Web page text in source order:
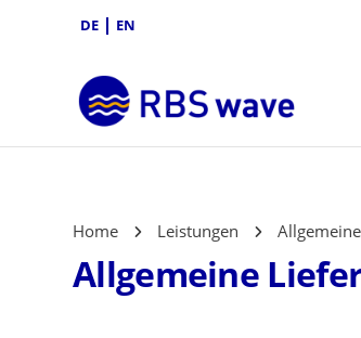
DE EN
Home Leistungen
Allgemeine